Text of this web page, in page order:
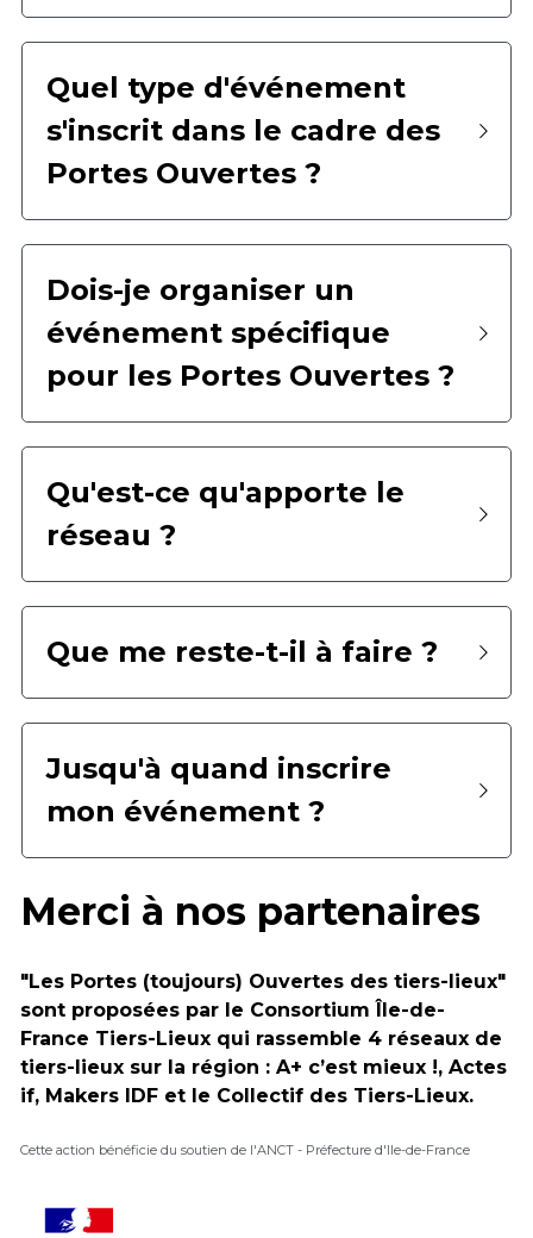
Quel type d'événement
s'inscrit dans le cadre des
Portes Ouvertes ?
Dois-je organiser un
événement spécifique
pour les Portes Ouvertes ?
Qu'est-ce qu'apporte le
réseau ?
Que me reste-t-il à faire ?
Jusqu'à quand inscrire
mon événement ?
Merci à nos partenaires
"Les Portes (toujours) Ouvertes des tiers-lieux"
sont proposées par le Consortium Île-de-
France Tiers-Lieux qui rassemble 4 réseaux de
tiers-lieux sur la région : A+ c’est mieux !, Actes
if, Makers IDF et le Collectif des Tiers-Lieux.
Cette action bénéficie du soutien de l'ANCT - Préfecture d'Ile-de-France